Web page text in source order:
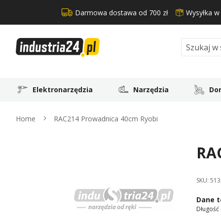
Darmowa dostawa od 700 zł Wysyłka
Search
Elektronarzędzia Narzędzia
Home RAC214 Prowadnica 40cm Ryobi
the
SKU:
Dane